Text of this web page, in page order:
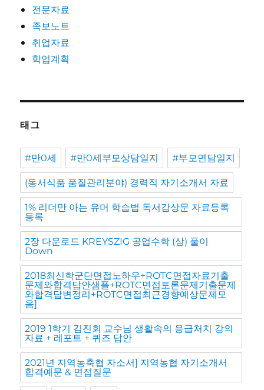
전문자료
족보노트
취업자료
학업계획
태그
#만0세 #만0세부모상담일지 #부모면담일지
(동서식품 품질관리분야) 경력직 자기소개서 자료
1% 리더만 아는 유머 학습법 독서감상문 자료등록
등록
2장 다운로드 KREYSZIG 공업수학 (상) 풀이
Down
2018최신학군단면접노하우+ROTC면접자료기출
문제와합격답안샘플+ROTC면접토론문제기출문제
와합격답변정리+ROTC면접최근경향예상문제모
음]
2019 1학기 김진회 교수님 생활속의 응급처치 강의
자료 + 레포트 + 퀴즈 답안
2021년 지역농축협 자소서] 지역농협 자기소개서
합격예문 & 면접질문